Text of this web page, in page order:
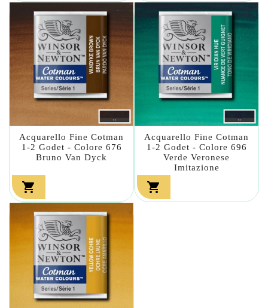
Acquarello Fine Cotman
1-2 Godet - Colore 676
Bruno Van Dyck

Acquarello Fine Cotman
1-2 Godet - Colore 696
Verde Veronese
Imitazione
